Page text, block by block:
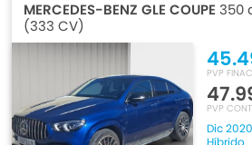
MERCEDES-BENZ GLE COUPE 350
(333 CV)
PVP
PVP
Dic 2020
Híbrido